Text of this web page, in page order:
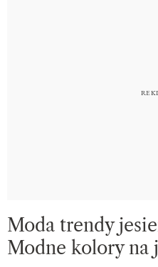
Moda trendy
Modne kolory na